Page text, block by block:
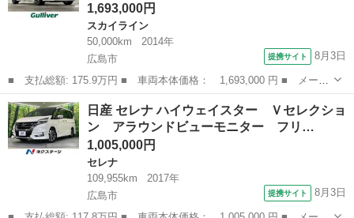
1,693,000円
スカイライン
50,000km
2014年
広島市
提携サイト 8月3日
■ 支払総額: 175.9万円 ■ 車両本体価格： 1,693,000 円 ■ メーカ
ー名： 日産 ■ 車種名： スカイライン ■ グレード名： ２００
ＧＴ－ｔタイプＳＰ 禁煙 全方位運転支援システム レーダークル
ーズコン...
広島 広島市 スカイライン
日産 セレナ ハイウェイスター Ｖセレクショ
ン アラウンドビューモニター フリ…
1,005,000円
セレナ
109,955km
2017年
広島市
提携サイト 8月3日